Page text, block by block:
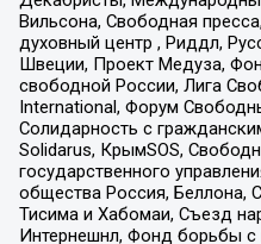
Вильсона, Свободная
духовный центр , Риддл,
Швеции, Проект Медуза,
свободной России, Лига
International, Форум
Солидарность с
Solidarus, КрымSOS,
государственного
общества Россия, Беллона,
Тисима и Хабомаи, Съезд
Интернешнл, Фонд борьбы с